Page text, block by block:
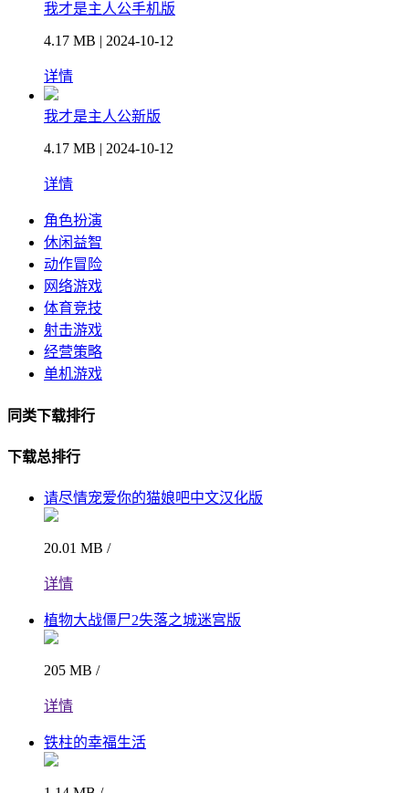
我才是主人公手机版
4.17 MB | 2024-10-12
详情
我才是主人公新版
4.17 MB | 2024-10-12
详情
角色扮演
休闲益智
动作冒险
网络游戏
体育竞技
射击游戏
经营策略
单机游戏
同类下载排行
下载总排行
请尽情宠爱你的猫娘吧中文汉化版
20.01 MB /
详情
植物大战僵尸2失落之城迷宫版
205 MB /
详情
铁柱的幸福生活